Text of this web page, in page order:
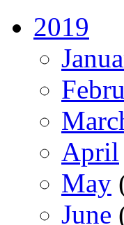
2019
April
May
June